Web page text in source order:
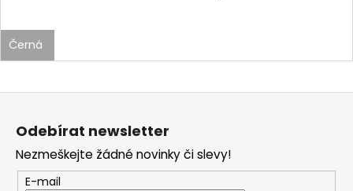
Černá
Z
Odebírat newsletter
Nezmeškejte žádné novinky či slevy!
E-mail